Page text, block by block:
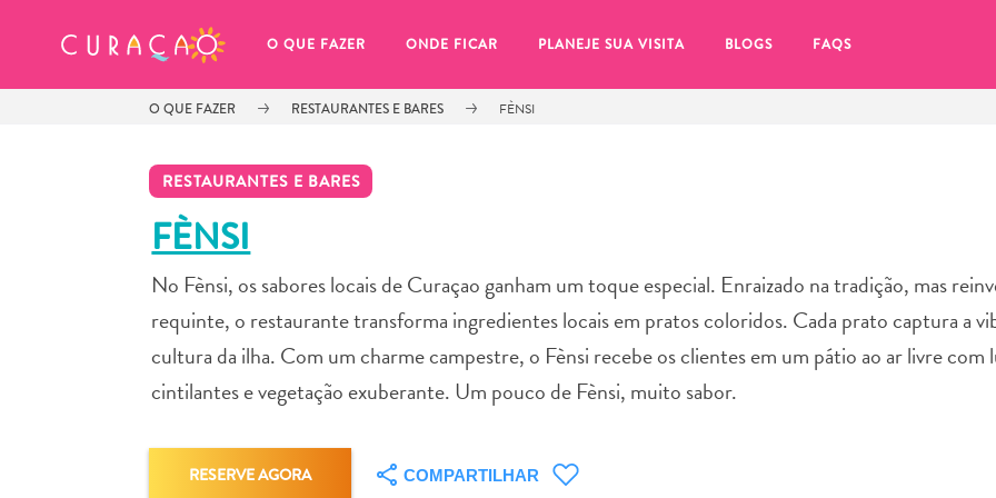
O QUE FAZER ONDE FICAR PLANEJE SUA VISITA BLOGS FAQS
O QUE FAZER RESTAURANTES E BARES FÈNSI
RESTAURANTES E BARES
FÈNSI
No Fènsi, os sabores locais de Curaçao ganham um toque especial. Enraizado na tradição, mas
requinte, o restaurante transforma ingredientes locais em pratos coloridos. Cada prato captura a
cultura da ilha. Com um charme campestre, o Fènsi recebe os clientes em um pátio ao ar livre com
cintilantes e vegetação exuberante. Um pouco de Fènsi, muito sabor.
RESERVE AGORA COMPARTILHAR
MEUS FAVORITOS
Você ainda não salvou nenhum
local favorito.
Sempre que você quiser salvar algo para mais tarde, certifique-se de clicar no